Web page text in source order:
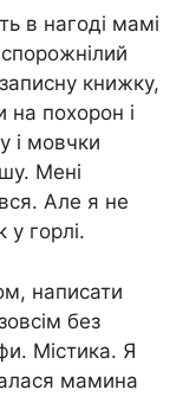
в нагоді мамі
спорожнілий
книжку,
на похорон і
і мовчки
Мені
Але я не
горлі.
написати
без
Містика. Я
мамина